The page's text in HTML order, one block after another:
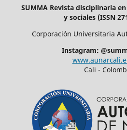
SUMMA Revista disciplinaria
y sociales (ISSN
Corporación Universitaria
Instagram:
Cali -